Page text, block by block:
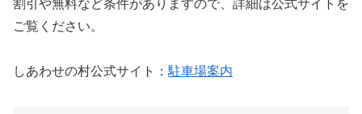
割引や無料など条件がありますので、詳細は公式サイトを
ご覧ください。
しあわせの村公式サイト：駐車場案内